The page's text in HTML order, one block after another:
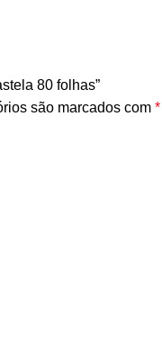
80 folhas”
são marcados com *